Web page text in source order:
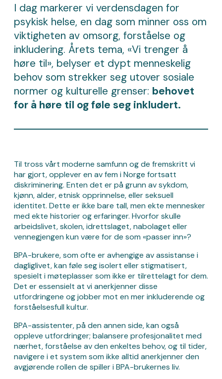
I dag markerer vi verdensdagen for
psykisk helse, en dag som minner oss om
viktigheten av omsorg, forståelse og
inkludering. Årets tema, «Vi trenger å
høre til», belyser et dypt menneskelig
behov som strekker seg utover sosiale
normer og kulturelle grenser: behovet
for å høre til og føle seg inkludert.
Til tross vårt moderne samfunn og de fremskritt vi
har gjort, opplever en av fem i Norge fortsatt
diskriminering. Enten det er på grunn av sykdom,
kjønn, alder, etnisk opprinnelse, eller seksuell
identitet. Dette er ikke bare tall, men ekte mennesker
med ekte historier og erfaringer. Hvorfor skulle
arbeidslivet, skolen, idrettslaget, nabolaget eller
vennegjengen kun være for de som «passer inn»?
BPA-brukere, som ofte er avhengige av assistanse i
dagliglivet, kan føle seg isolert eller stigmatisert,
spesielt i møteplasser som ikke er tilrettelagt for dem.
Det er essensielt at vi anerkjenner disse
utfordringene og jobber mot en mer inkluderende og
forståelsesfull kultur.
BPA-assistenter, på den annen side, kan også
oppleve utfordringer; balansere profesjonalitet med
nærhet, forståelse av den enkeltes behov, og til tider,
navigere i et system som ikke alltid anerkjenner den
avgjørende rollen de spiller i BPA-brukernes liv.